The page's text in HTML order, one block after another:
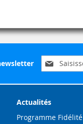
Inscription
à
d’information
Actualités
Programme Fidélité